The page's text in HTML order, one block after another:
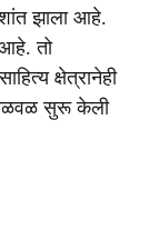
झाला आहे.
तो
क्षेत्रानेही
चळवळ सुरू केली